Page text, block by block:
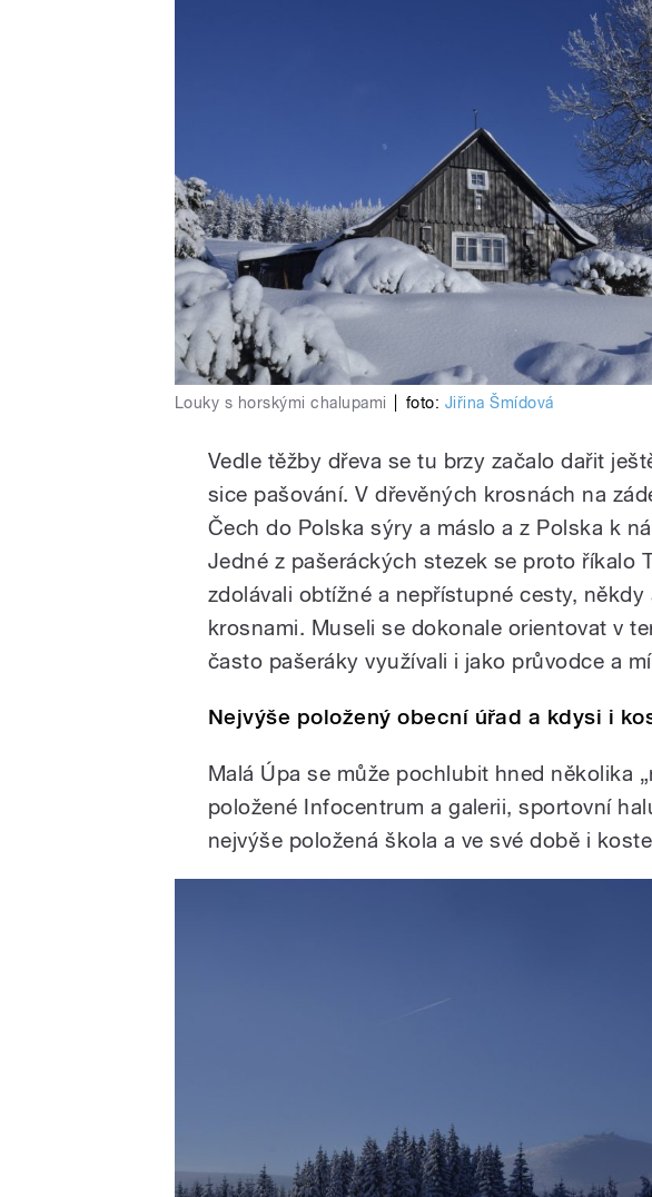
Louky s horskými chalupami foto: Jiřina Šmídová
Vedle těžby dřeva se tu brzy začalo dařit
sice pašování. V dřevěných krosnách na
Čech do Polska sýry a máslo a z Polska k
Jedné z pašeráckých stezek se proto říkalo
zdolávali obtížné a nepřístupné cesty, někdy
krosnami. Museli se dokonale orientovat v
často pašeráky využívali i jako průvodce a
Nejvýše položený obecní úřad a kdysi i
Malá Úpa se může pochlubit hned několika
položené Infocentrum a galerii, sportovní
nejvýše položená škola a ve své době i